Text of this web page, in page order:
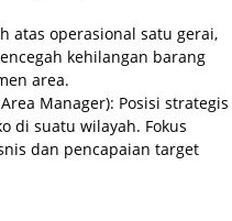
atas operasional satu gerai,
kehilangan barang
area.
Manager): Posisi strategis
di suatu wilayah. Fokus
dan pencapaian target